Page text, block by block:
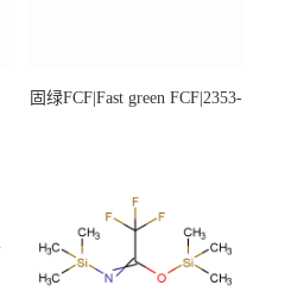
固绿FCF|Fast green FCF|2353-